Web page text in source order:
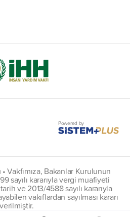
Powered by
•Vakfımıza, Bakanlar Kurulunun
sayılı kararıyla vergi muafiyeti
ve 2013/4588 sayılı kararıyla
vakıflardan sayılması kararı
verilmiştir.